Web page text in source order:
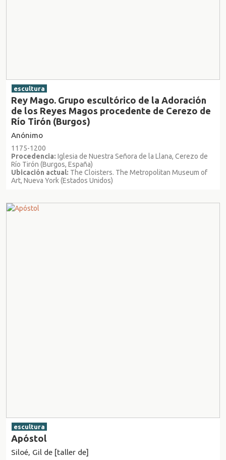
escultura
Rey Mago. Grupo escultórico de la Adoración
de los Reyes Magos procedente de Cerezo de
Río Tirón (Burgos)
Anónimo
1175-1200
Procedencia: Iglesia de Nuestra Señora de la Llana, Cerezo de
Río Tirón (Burgos, España)
Ubicación actual: The Cloisters. The Metropolitan Museum of
Art, Nueva York (Estados Unidos)
escultura
Apóstol
Siloé, Gil de [taller de]